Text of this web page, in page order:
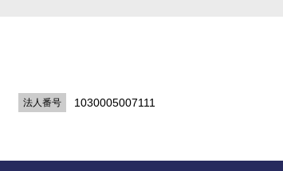
法人番号 1030005007111